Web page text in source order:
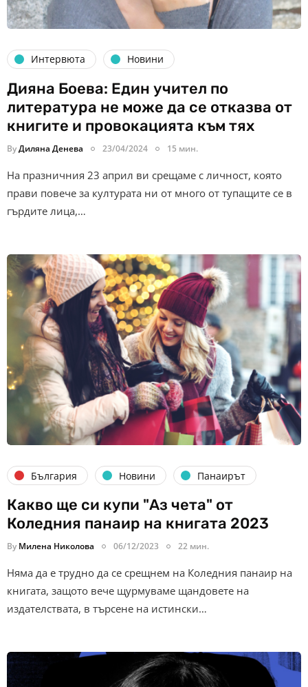
Интервюта Новини
Дияна Боева: Един учител по
литература не може да се отказва от
книгите и провокацията към тях
ByДиляна Денева 23/04/2024 15 мин.
На празничния 23 април ви срещаме с личност, която
прави повече за културата ни от много от тупащите се в
гърдите лица,…
България Новини Панаирът
Какво ще си купи "Аз чета" от
Коледния панаир на книгата 2023
By Милена Николова 06/12/2023 22 мин.
Няма да е трудно да се срещнем на Коледния панаир на
книгата, защото вече щурмуваме щандовете на
издателствата, в търсене на истински…